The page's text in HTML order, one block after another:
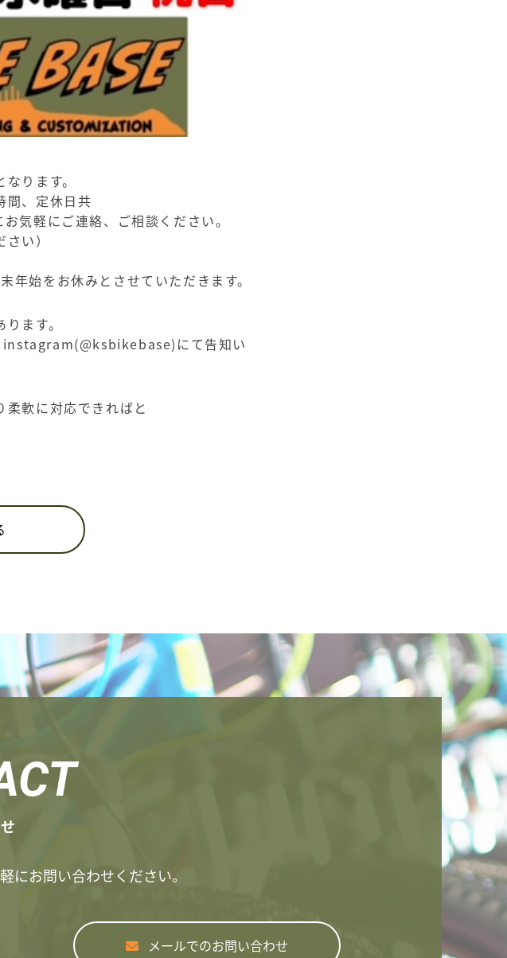
ります。
間、定休日共
気軽にご連絡、ご相談ください。
い）
始をお休みとさせていただきます。
ます。
instagram(@ksbikebase)にて告知い
軟に対応できればと
にお問い合わせください。
メールでのお問い合わせ